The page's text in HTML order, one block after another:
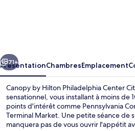
Center
City
Suivant
71+
PrésentationChambresEmplacement
Canopy by Hilton Philadelphia Center
sensationnel, vous installant à moins de
points d'intérêt comme Pennsylvania
Terminal Market. Une petite séance de
manquera pas de vous ouvrir l'appétit